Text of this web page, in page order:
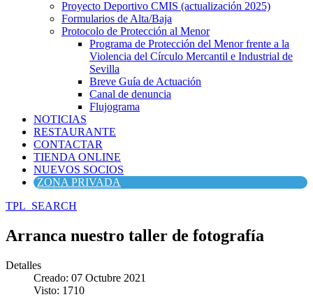
Proyecto Deportivo CMIS (actualización 2025)
Formularios de Alta/Baja
Protocolo de Protección al Menor
Programa de Protección del Menor frente a la
Violencia del Círculo Mercantil e Industrial de
Sevilla
Breve Guía de Actuación
Canal de denuncia
Flujograma
NOTICIAS
RESTAURANTE
CONTACTAR
TIENDA ONLINE
NUEVOS SOCIOS
ZONA PRIVADA
TPL_SEARCH
Arranca nuestro taller de fotografía
Detalles
Creado: 07 Octubre 2021
Visto: 1710